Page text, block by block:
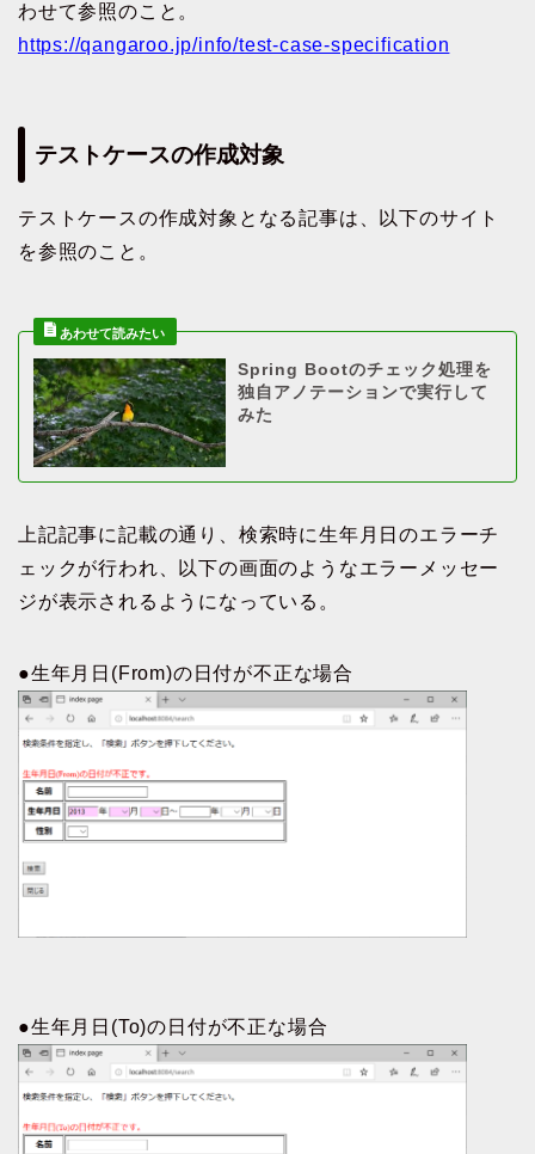
わせて参照のこと。
https://qangaroo.jp/info/test-case-specification
テストケースの作成対象
テストケースの作成対象となる記事は、以下のサイト
を参照のこと。
Spring Bootのチェック処理を
独自アノテーションで実行して
みた
上記記事に記載の通り、検索時に生年月日のエラーチ
ェックが行われ、以下の画面のようなエラーメッセー
ジが表示されるようになっている。
●生年月日(From)の日付が不正な場合
●生年月日(To)の日付が不正な場合